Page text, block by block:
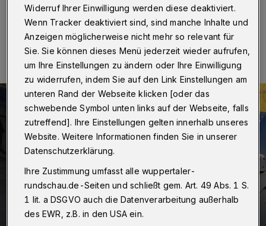
Eine Minute Lesezeit
Widerruf Ihrer Einwilligung werden diese deaktiviert.
Wenn Tracker deaktiviert sind, sind manche Inhalte und
Anzeigen möglicherweise nicht mehr so relevant für
Sie. Sie können dieses Menü jederzeit wieder aufrufen,
um Ihre Einstellungen zu ändern oder Ihre Einwilligung
zu widerrufen, indem Sie auf den Link Einstellungen am
unteren Rand der Webseite klicken [oder das
schwebende Symbol unten links auf der Webseite, falls
zutreffend]. Ihre Einstellungen gelten innerhalb unseres
Website. Weitere Informationen finden Sie in unserer
Datenschutzerklärung.
Ihre Zustimmung umfasst alle wuppertaler-
rundschau.de-Seiten und schließt gem. Art. 49 Abs. 1 S.
1 lit. a DSGVO auch die Datenverarbeitung außerhalb
des EWR, z.B. in den USA ein.